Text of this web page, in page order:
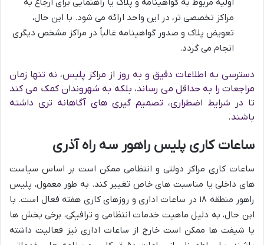
مراکز تخصصی تر، در این واحد ارائه می شود. با این حال،
تعویض پلاک و صدور گواهینامه غالباً در مراکز مشخص دیگری
انجام می گردد.
دسترسی به اطلاعات دقیق و به روز از مراکز پلیس، نه تنها زمان
مراجعات را به حداقل می رساند، بلکه به شهروندان کمک می کند
تا در شرایط اضطراری، تصمیم گیری های آگاهانه تری داشته
باشند.
ساعات کاری پلیس راهور سه راه آذری
ساعات کاری مراکز دولتی و انتظامی ممکن است بر اساس سیاست
های داخلی یا مناسبت های خاص تغییر کند. به طور معمول، پلیس
راهور منطقه ۱۸ در ساعات اداری و روزهای کاری هفته فعال است. با
این حال، به دلیل ماهیت خدمات انتظامی و ترافیکی، برخی بخش ها
یا شیفت ها ممکن است خارج از ساعات اداری نیز فعالیت داشته